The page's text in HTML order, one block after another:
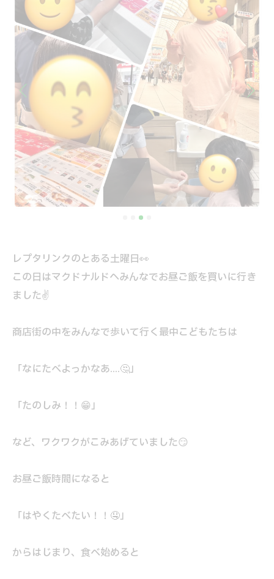
レプタリンクのとある土曜日👀
この日はマクドナルドへみんなでお昼ご飯を買いに行き
ました✌️
商店街の中をみんなで歩いて行く最中こどもたちは
「なにたべよっかなあ....🤔」
「たのしみ！！😁」
など、ワクワクがこみあげていました😏
お昼ご飯時間になると
「はやくたべたい！！🤤」
からはじまり、食べ始めると